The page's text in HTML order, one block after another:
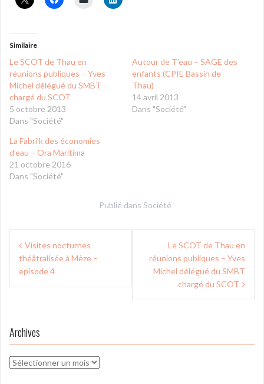
Similaire
Le SCOT de Thau en
réunions publiques – Yves
Michel délégué du SMBT
chargé du SCOT
5 octobre 2013
Dans "Société"
Autour de T’eau – SAGE des
enfants (CPIE Bassin de
Thau)
14 avril 2013
Dans "Société"
La Fabri’k des économies
d’eau – Ora Maritima
21 octobre 2016
Dans "Société"
Publié dans Société
Navigation
de
l’article
Visites nocturnes
théâtralisée à Mèze –
episode 4
Le SCOT de Thau en
réunions publiques – Yves
Michel délégué du SMBT
chargé du SCOT
Archives
Archives